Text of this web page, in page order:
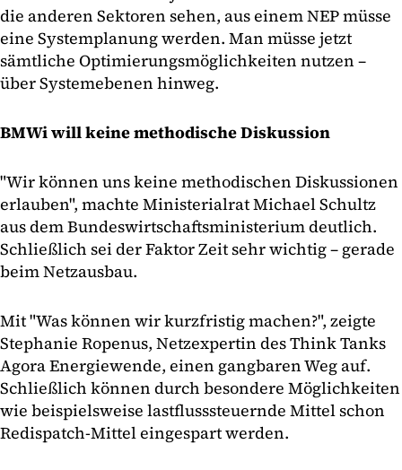
die anderen Sektoren sehen, aus einem NEP müsse
eine Systemplanung werden. Man müsse jetzt
sämtliche Optimierungsmöglichkeiten nutzen –
über Systemebenen hinweg.
BMWi will keine methodische Diskussion
"Wir können uns keine methodischen Diskussionen
erlauben", machte Ministerialrat Michael Schultz
aus dem Bundeswirtschaftsministerium deutlich.
Schließlich sei der Faktor Zeit sehr wichtig – gerade
beim Netzausbau.
Mit "Was können wir kurzfristig machen?", zeigte
Stephanie Ropenus, Netzexpertin des Think Tanks
Agora Energiewende, einen gangbaren Weg auf.
Schließlich können durch besondere Möglichkeiten
wie beispielsweise lastflusssteuernde Mittel schon
Redispatch-Mittel eingespart werden.